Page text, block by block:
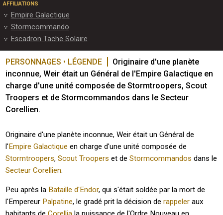
AFFILIATIONS
Empire Galactique
Stormcommando
Escadron Tache Solaire
PERSONNAGES • LÉGENDE
Originaire d'une planète
inconnue, Weir était un Général de l'Empire Galactique en
charge d'une unité composée de Stormtroopers, Scout
Troopers et de Stormcommandos dans le Secteur
Corellien.
Originaire d'une planète inconnue, Weir était un Général de
l'Empire Galactique en charge d'une unité composée de
Stormtroopers,Scout Troopers et deStormcommandos dans le
Secteur Corellien.
Peu après la Bataille d'Endor, qui s'était soldée par la mort de
l'Empereur Palpatine, le gradé prit la décision derappeler aux